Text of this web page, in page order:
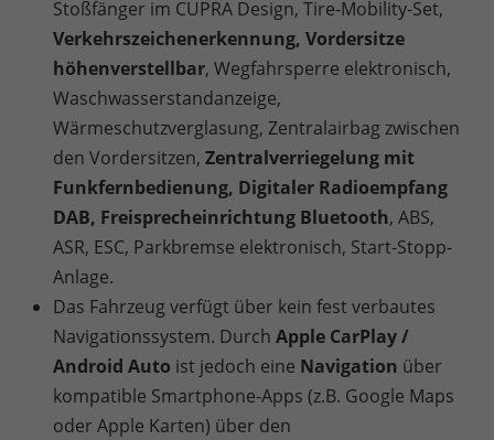
Stoßfänger im CUPRA Design, Tire-Mobility-Set,
Verkehrszeichenerkennung, Vordersitze
höhenverstellbar, Wegfahrsperre elektronisch,
Waschwasserstandanzeige,
Wärmeschutzverglasung, Zentralairbag zwischen
den Vordersitzen, Zentralverriegelung mit
Funkfernbedienung, Digitaler Radioempfang
DAB, Freisprecheinrichtung Bluetooth, ABS,
ASR, ESC, Parkbremse elektronisch, Start-Stopp-
Anlage.
Das Fahrzeug verfügt über kein fest verbautes
Navigationssystem. Durch Apple CarPlay /
Android Auto ist jedoch eine Navigation über
kompatible Smartphone-Apps (z.B. Google Maps
oder Apple Karten) über den